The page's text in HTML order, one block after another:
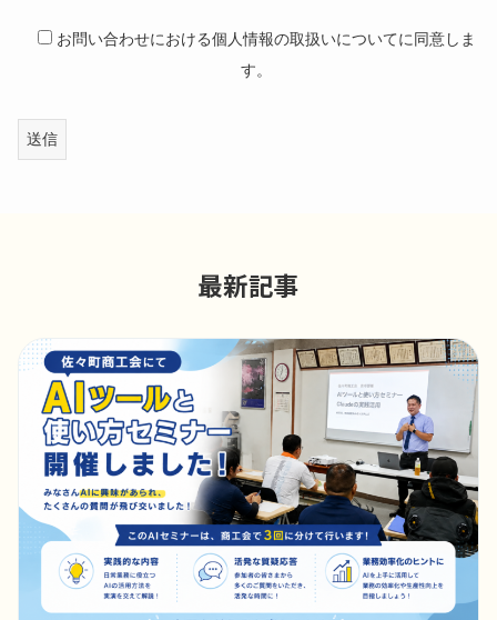
お問い合わせにおける個人情報の取扱いについてに同意しま
す。
最新記事